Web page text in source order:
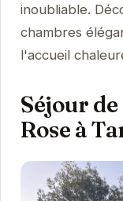
inoubliable.
chambres
l'accueil
Séjour de
Rose à